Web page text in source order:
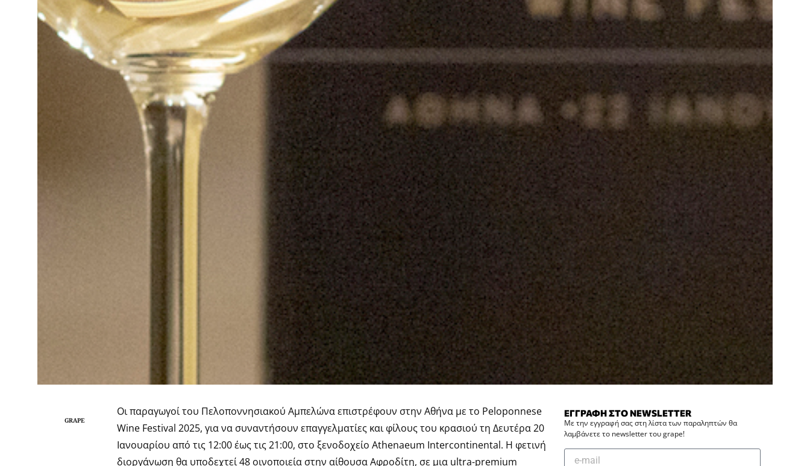
GRAPE
Οι παραγωγοί του Πελοποννησιακού Αμπελώνα επιστρέφουν στην Αθήνα με το Peloponnese
Wine Festival 2025, για να συναντήσουν επαγγελματίες και φίλους του κρασιού τη Δευτέρα 20
Ιανουαρίου από τις 12:00 έως τις 21:00, στο ξενοδοχείο Athenaeum Intercontinental. Η φετινή
διοργάνωση θα υποδεχτεί 48 οινοποιεία στην αίθουσα Αφροδίτη, σε μια ultra-premium
ΕΓΓΡΑΦΗ ΣΤΟ NEWSLETTER
Με την εγγραφή σας στη λίστα των παραληπτών θα
λαμβάνετε το newsletter του grape!